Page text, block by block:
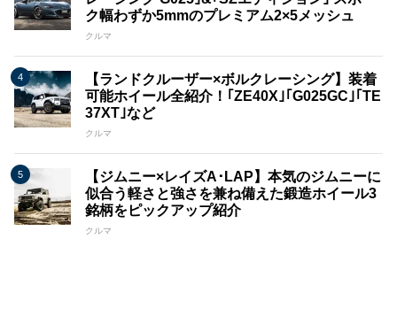
ク幅わずか5mmのプレミアム2×5メッシュ
クルマ
【ランドクルーザー×ボルクレーシング】装着
可能ホイール全紹介！｢ZE40X｣｢G025GC｣｢TE
37XT｣など
クルマ
【ジムニー×レイズA･LAP】本気のジムニーに
似合う軽さと強さを兼ね備えた鍛造ホイール3
銘柄をピックアップ紹介
クルマ